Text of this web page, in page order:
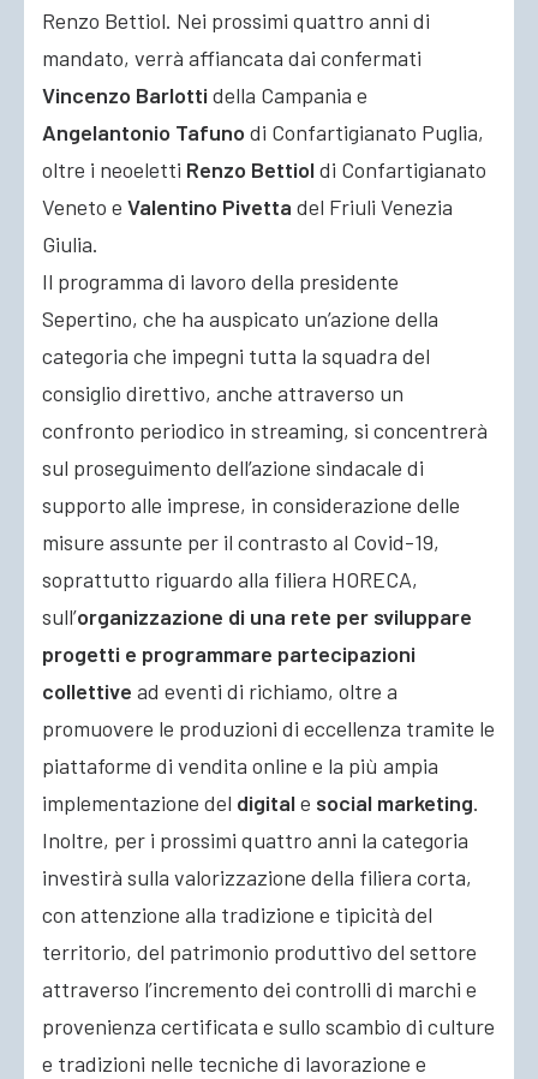
Renzo Bettiol. Nei prossimi quattro anni di
mandato, verrà affiancata dai confermati
Vincenzo Barlotti della Campania e
Angelantonio Tafuno di Confartigianato Puglia,
oltre i neoeletti Renzo Bettiol di Confartigianato
Veneto e Valentino Pivetta del Friuli Venezia
Giulia.
Il programma di lavoro della presidente
Sepertino, che ha auspicato un’azione della
categoria che impegni tutta la squadra del
consiglio direttivo, anche attraverso un
confronto periodico in streaming, si concentrerà
sul proseguimento dell’azione sindacale di
supporto alle imprese, in considerazione delle
misure assunte per il contrasto al Covid-19,
soprattutto riguardo alla filiera HORECA,
sull’organizzazione di una rete per sviluppare
progetti e programmare partecipazioni
collettive ad eventi di richiamo, oltre a
promuovere le produzioni di eccellenza tramite le
piattaforme di vendita online e la più ampia
implementazione del digital e social marketing.
Inoltre, per i prossimi quattro anni la categoria
investirà sulla valorizzazione della filiera corta,
con attenzione alla tradizione e tipicità del
territorio, del patrimonio produttivo del settore
attraverso l’incremento dei controlli di marchi e
provenienza certificata e sullo scambio di culture
e tradizioni nelle tecniche di lavorazione e